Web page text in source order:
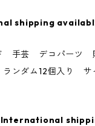
shipping
手芸 デコパーツ
ンダム12個入り サ
International